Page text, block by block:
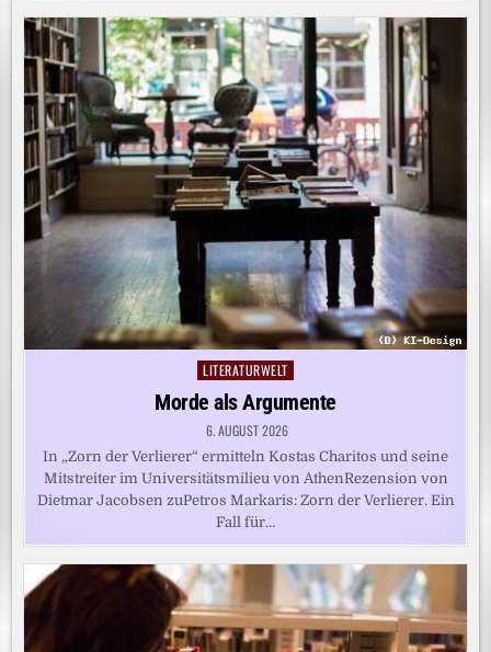
Posted
in
LITERATURWELT
Morde als Argumente
6. AUGUST 2026
In „Zorn der Verlierer“ ermitteln Kostas Charitos und seine
Mitstreiter im Universitätsmilieu von AthenRezension von
Dietmar Jacobsen zuPetros Markaris: Zorn der Verlierer. Ein
Fall für…